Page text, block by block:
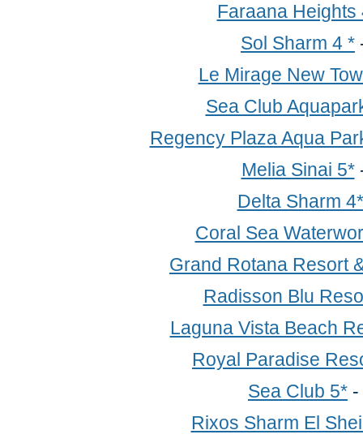
Faraana Heights
Sol Sharm 4 *
Le Mirage New
Sea Club
Regency Plaza Aqua
Melia Sinai 5*
Delta Sharm 4*
Coral Sea
Grand Rotana Resort
Radisson Blu
Laguna Vista Beach
Royal Paradise
Sea Club 5* -
Rixos Sharm El